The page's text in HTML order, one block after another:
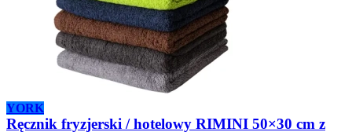
YORK
Ręcznik fryzjerski / hotelowy RIMINI 50×30 cm z